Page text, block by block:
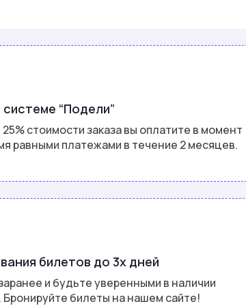
“Подели”
стоимости заказа вы оплатите в момент
равными платежами в течение 2 месяцев.
билетов до 3х дней
и будьте уверенными в наличии
билеты на нашем сайте!